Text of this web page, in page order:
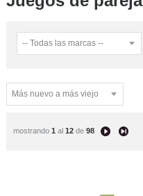
mostrando 1 al 12de 98